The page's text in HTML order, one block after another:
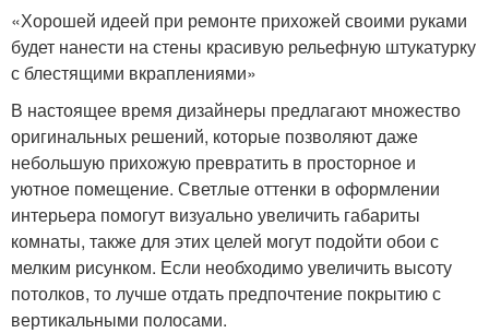
«Хорошей идеей при ремонте прихожей своими руками
будет нанести на стены красивую рельефную штукатурку
с блестящими вкраплениями»
В настоящее время дизайнеры предлагают множество
оригинальных решений, которые позволяют даже
небольшую прихожую превратить в просторное и
уютное помещение. Светлые оттенки в оформлении
интерьера помогут визуально увеличить габариты
комнаты, также для этих целей могут подойти обои с
мелким рисунком. Если необходимо увеличить высоту
потолков, то лучше отдать предпочтение покрытию с
вертикальными полосами.